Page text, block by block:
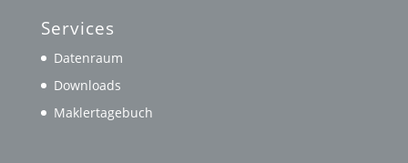
Services
Datenraum
Downloads
Maklertagebuch